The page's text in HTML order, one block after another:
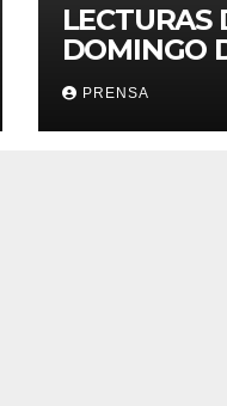
LECTURAS
DOMINGO
TIEMPO
ORDINARIO
PRENSA